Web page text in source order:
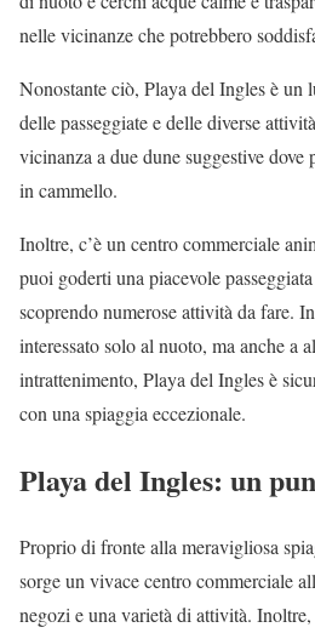
nelle vicinanze che potrebbero
Nonostante ciò, Playa del Ingles è un
delle passeggiate e delle diverse
vicinanza a due dune suggestive
in cammello.
Inoltre, c’è un centro commerciale
puoi goderti una piacevole
scoprendo numerose attività da fare.
interessato solo al nuoto, ma anche a
intrattenimento, Playa del Ingles è
con una spiaggia eccezionale.
Playa del Ingles: un
Proprio di fronte alla meravigliosa
sorge un vivace centro commerciale
negozi e una varietà di attività.